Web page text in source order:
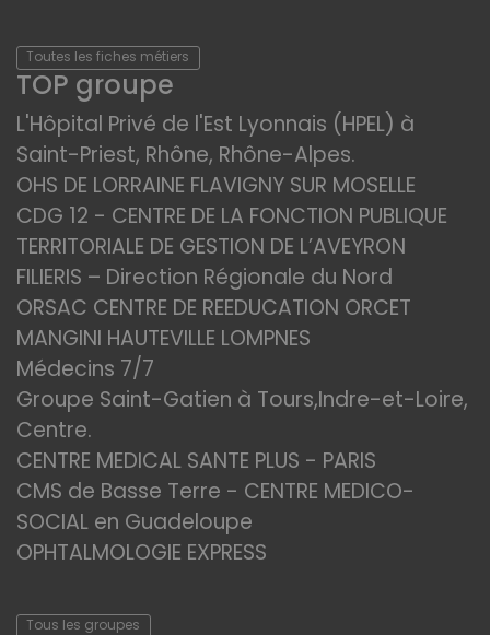
Toutes les fiches métiers
TOP groupe
L'Hôpital Privé de l'Est Lyonnais (HPEL) à
Saint-Priest, Rhône, Rhône-Alpes.
OHS DE LORRAINE FLAVIGNY SUR MOSELLE
CDG 12 - CENTRE DE LA FONCTION PUBLIQUE
TERRITORIALE DE GESTION DE L’AVEYRON
FILIERIS – Direction Régionale du Nord
ORSAC CENTRE DE REEDUCATION ORCET
MANGINI HAUTEVILLE LOMPNES
Médecins 7/7
Groupe Saint-Gatien à Tours,Indre-et-Loire,
Centre.
CENTRE MEDICAL SANTE PLUS - PARIS
CMS de Basse Terre - CENTRE MEDICO-
SOCIAL en Guadeloupe
OPHTALMOLOGIE EXPRESS
Tous les groupes